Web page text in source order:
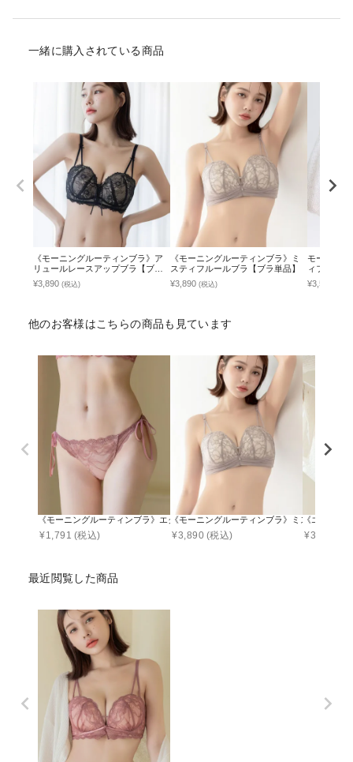
一緒に購入されている商品
《モーニングルーティンブラ》ア
リュールレースアップブラ【ブラ
単品】
¥3,890 (税込)
《モーニングルーティンブラ》ミ
スティフルールブラ【ブラ単品】
¥3,890 (税込)
モーニング
ィフルー
¥3,501
他のお客様はこちらの商品も見ています
《モーニングルーティンブラ》エクラフルールショーツ 【ショーツ単品】
¥1,791 (税込)
《モーニングルーティンブラ》ミスティフル
¥3,890 (税込)
《エアラン
¥3,490
最近閲覧した商品